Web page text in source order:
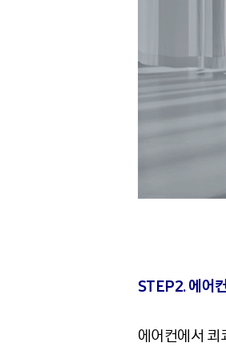
STEP2. 에어
에어컨에서 쾨